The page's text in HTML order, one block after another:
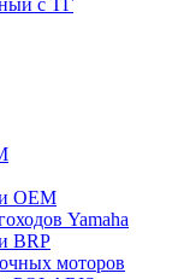
с ТГ
OEM
Yamaha
BRP
моторов